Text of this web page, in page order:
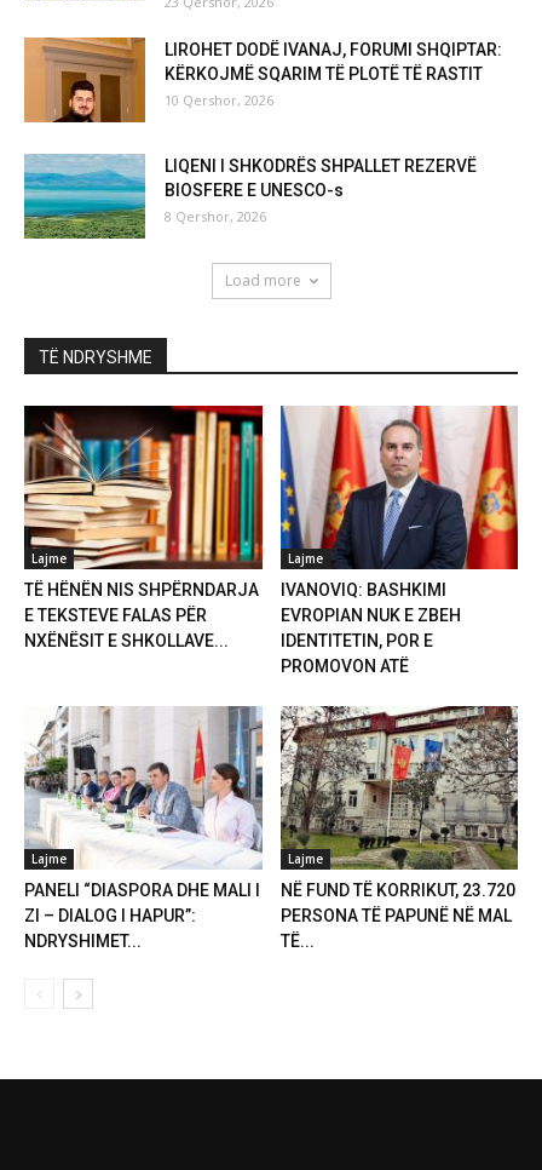
LIROHET DODË IVANAJ, FORUMI SHQIPTAR:
KËRKOJMË SQARIM TË PLOTË TË RASTIT
10 Qershor, 2026
LIQENI I SHKODRËS SHPALLET REZERVË
BIOSFERE E UNESCO-s
8 Qershor, 2026
Load more
TË NDRYSHME
Lajme
TË HËNËN NIS SHPËRNDARJA
E TEKSTEVE FALAS PËR
NXËNËSIT E SHKOLLAVE...
Lajme
IVANOVIQ: BASHKIMI
EVROPIAN NUK E ZBEH
IDENTITETIN, POR E
PROMOVON ATË
Lajme
PANELI “DIASPORA DHE MALI I
ZI – DIALOG I HAPUR”:
NDRYSHIMET...
Lajme
NË FUND TË KORRIKUT, 23.720
PERSONA TË PAPUNË NË MAL
TË...